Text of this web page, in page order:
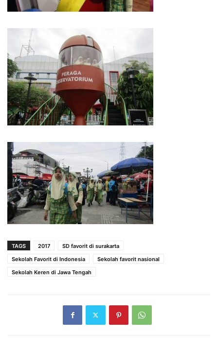
TAGS 2017
SD favorit di surakarta
Sekolah Favorit di Indonesia
Sekolah favorit nasional
Sekolah Keren di Jawa Tengah